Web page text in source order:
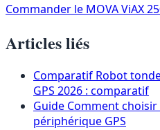
Commander le MOVA ViAX
Articles liés
Comparatif Robot
GPS 2026 : comparatif
Guide Comment
périphérique GPS